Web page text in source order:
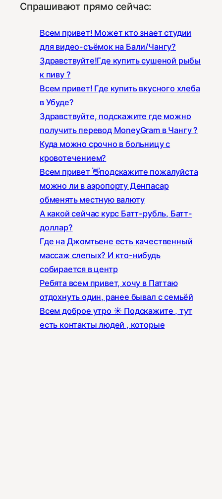
Спрашивают прямо сейчас:
Всем привет! Может кто знает студии
для видео-съёмок на Бали/Чангу?
Здравствуйте!Где купить сушеной рыбы
к пиву ?
Всем привет! Где купить вкусного хлеба
в Убуде?
Здравствуйте, подскажите где можно
получить перевод MoneyGram в Чангу ?
Куда можно срочно в больницу с
кровотечением?
Всем привет 👋подскажите пожалуйста
можно ли в аэропорту Денпасар
обменять местную валюту
А какой сейчас курс Батт-рубль, Батт-
доллар?
Где на Джомтьене есть качественный
массаж слепых? И кто-нибудь
собирается в центр
Ребята всем привет, хочу в Паттаю
отдохнуть один, ранее бывал с семьёй
Всем доброе утро ☀️ Подскажите , тут
есть контакты людей , которые